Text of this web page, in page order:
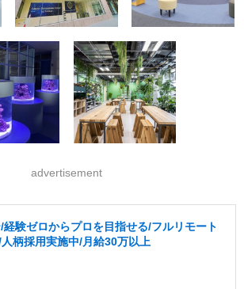
advertisement
験ゼロからプロを目指せる/フルリモート
柄採用実施中/月給30万以上